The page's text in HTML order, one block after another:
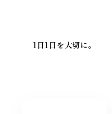
1日1日を大切に。